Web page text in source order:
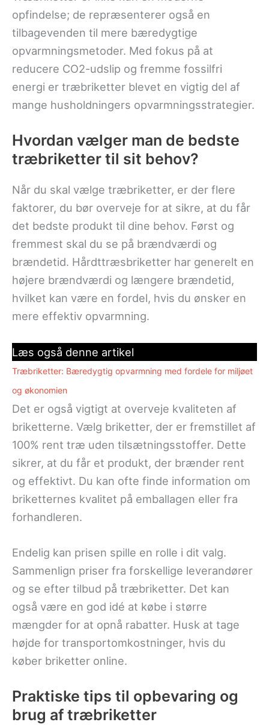
opfindelse; de repræsenterer også en
tilbagevenden til mere bæredygtige
opvarmningsmetoder. Med fokus på at
reducere CO2-udslip og fremme fossilfri
energi er træbriketter blevet en vigtig del af
mange husholdningers opvarmningsstrategier.
Hvordan vælger man de bedste
træbriketter til sit behov?
Når du skal vælge træbriketter, er der flere
faktorer, du bør overveje for at sikre, at du får
det bedste produkt til dine behov. Først og
fremmest skal du se på brændværdi og
brændetid. Hårdttræsbriketter har generelt en
højere brændværdi og længere brændetid,
hvilket kan være en fordel, hvis du ønsker en
mere effektiv opvarmning.
Læs også denne artikel
Træbriketter: Bæredygtig opvarmning med fordele for miljøet
og økonomien
Det er også vigtigt at overveje kvaliteten af
briketterne. Vælg briketter, der er fremstillet af
100% rent træ uden tilsætningsstoffer. Dette
sikrer, at du får et produkt, der brænder rent
og effektivt. Du kan ofte finde information om
briketternes kvalitet på emballagen eller fra
forhandleren.
Endelig kan prisen spille en rolle i dit valg.
Sammenlign priser fra forskellige leverandører
og se efter tilbud på træbriketter. Det kan
også være en god idé at købe i større
mængder for at opnå rabatter. Husk at tage
højde for transportomkostninger, hvis du
køber briketter online.
Praktiske tips til opbevaring og
brug af træbriketter